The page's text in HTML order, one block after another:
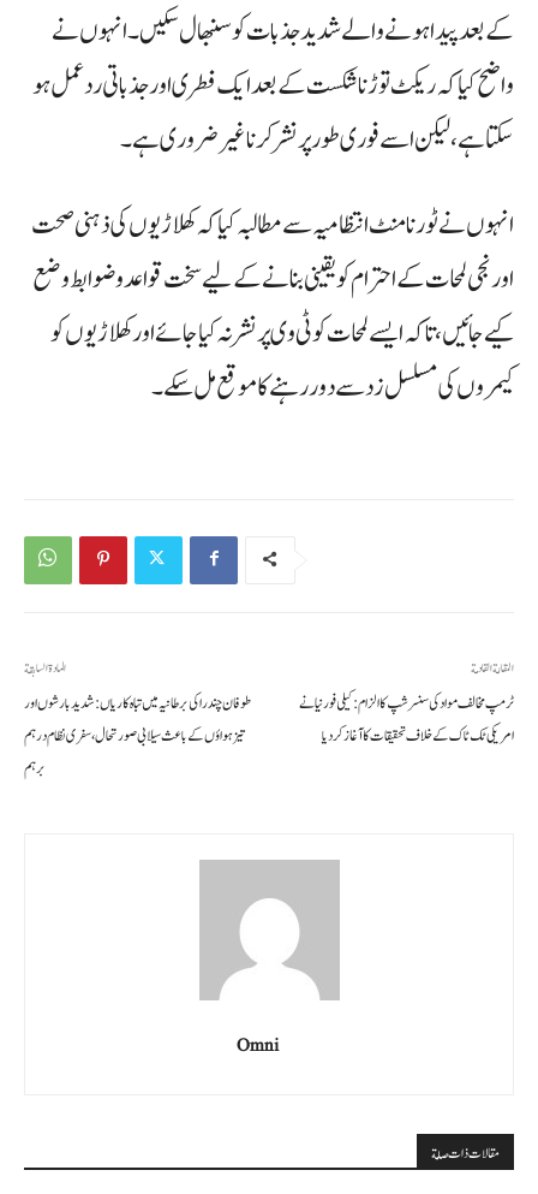
کے بعد پیدا ہونے والے شدید جذبات کو سنبھال سکیں۔ انہوں نے
واضح کیا کہ ریکٹ توڑنا شکست کے بعد ایک فطری اور جذباتی ردعمل ہو
سکتا ہے، لیکن اسے فوری طور پر نشر کرنا غیر ضروری ہے۔
انہوں نے ٹورنامنٹ انتظامیہ سے مطالبہ کیا کہ کھلاڑیوں کی ذہنی صحت
اور نجی لمحات کے احترام کو یقینی بنانے کے لیے سخت قواعد و ضوابط وضع
کیے جائیں، تاکہ ایسے لمحات کو ٹی وی پر نشر نہ کیا جائے اور کھلاڑیوں کو
کیمروں کی مسلسل زد سے دور رہنے کا موقع مل سکے۔
المادة السابقة
طوفان چندرا کی برطانیہ میں تباہ کاریاں: شدید بارشوں اور
تیز ہواؤں کے باعث سیلابی صورتحال، سفری نظام درہم
برہم
المقالة القادمة
ٹرمپ مخالف مواد کی سنسر شپ کا الزام: کیلی فورنیا نے
امریکی ٹک ٹاک کے خلاف تحقیقات کا آغاز کر دیا
Omni
مقالات ذات صلة